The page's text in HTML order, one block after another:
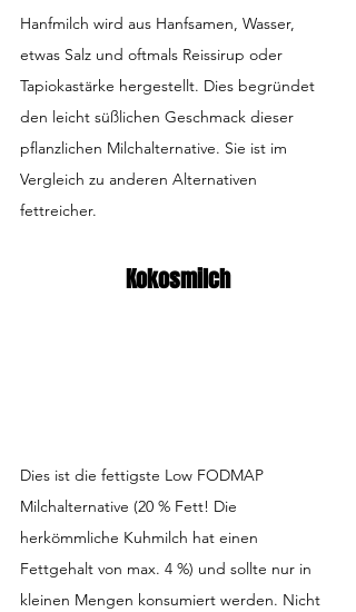
Hanfmilch wird aus Hanfsamen, Wasser,
etwas Salz und oftmals Reissirup oder
Tapiokastärke hergestellt. Dies begründet
den leicht süßlichen Geschmack dieser
pflanzlichen Milchalternative. Sie ist im
Vergleich zu anderen Alternativen
fettreicher.
Kokosmilch
Dies ist die fettigste Low FODMAP
Milchalternative (20 % Fett! Die
herkömmliche Kuhmilch hat einen
Fettgehalt von max. 4 %) und sollte nur in
kleinen Mengen konsumiert werden. Nicht